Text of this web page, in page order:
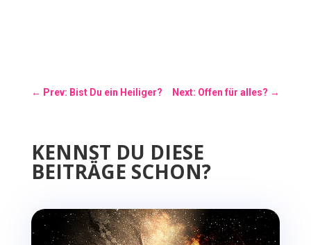
← Prev: Bist Du ein Heiliger? Next: Offen für alles? →
KENNST DU DIESE
BEITRÄGE SCHON?